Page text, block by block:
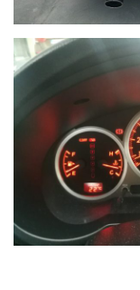
assetto STI di
L’unica modifica
LAVORI
distribuzione +
tagliando
revisione
4 pneumatici
INTERESSE STORICO
La vetturaha i requisiti